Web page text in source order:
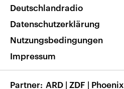
Nachrichten App
Frequenzen
Veranstaltungen
Musikliste
RSS
Barrierefreiheit
Deutschlandradio
Datenschutzerklärung
Nutzungsbedingungen
Impressum
Partner ARD | ZDF | Phoenix